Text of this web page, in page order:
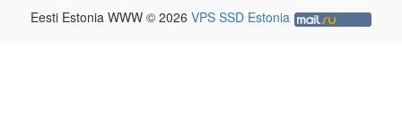
Eesti Estonia WWW © 2026 VPS SSD Estonia